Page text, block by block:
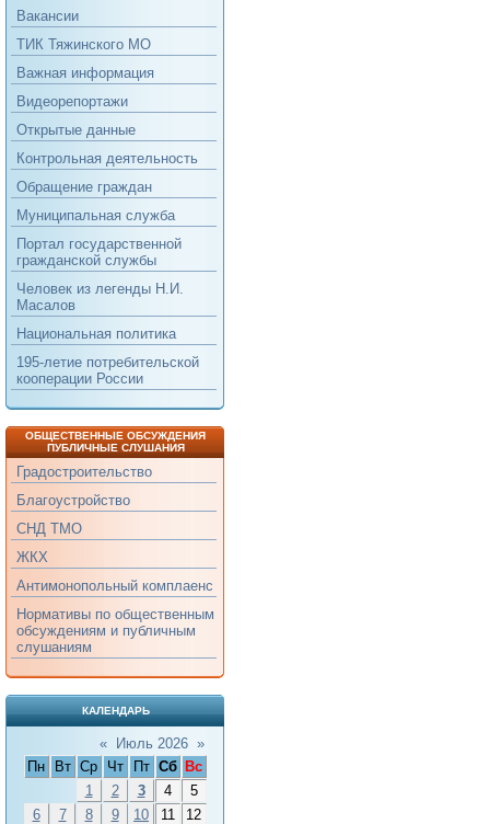
Вакансии
ТИК Тяжинского МО
Важная информация
Видеорепортажи
Открытые данные
Контрольная деятельность
Обращение граждан
Муниципальная служба
Портал государственной
гражданской службы
Человек из легенды Н.И.
Масалов
Национальная политика
195-летие потребительской
кооперации России
ОБЩЕСТВЕННЫЕ ОБСУЖДЕНИЯ
ПУБЛИЧНЫЕ СЛУШАНИЯ
Градостроительство
Благоустройство
СНД ТМО
ЖКХ
Антимонопольный комплаенс
Нормативы по общественным
обсуждениям и публичным
слушаниям
КАЛЕНДАРЬ
« Июль 2026 »
Пн
Вт Ср Чт Пт Сб
Вс
1
2 3 4
5
6
7 8 9 10 11
12